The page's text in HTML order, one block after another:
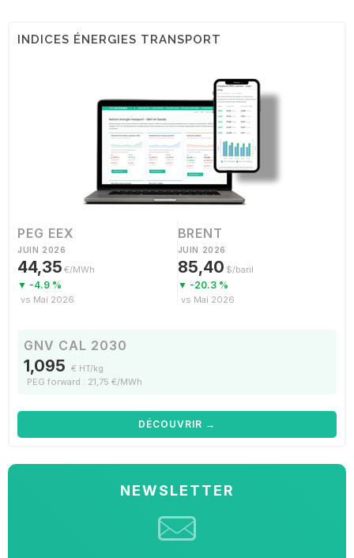
INDICES ÉNERGIES TRANSPORT
PEG EEX
JUIN 2026
44,35 €/MWh
▼ -4.9 %
vs Mai 2026
BRENT
JUIN 2026
85,40 $/baril
▼ -20.3 %
vs Mai 2026
GNV CAL 2030
1,095 € HT/kg
PEG forward : 21,75 €/MWh
DÉCOUVRIR →
NEWSLETTER